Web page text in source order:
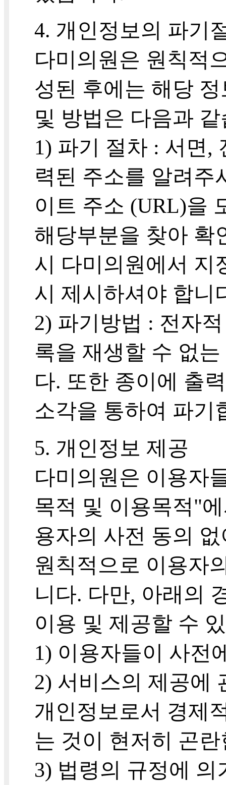
4. 개인정보의 파기
다미의원은 원칙적
성된 후에는 해당
및 방법은 다음과
1) 파기 절차 : 서면,
력된 주소를 알려주
이트 주소 (URL)을
해당부분을 찾아 확
시 다미의원에서 지
시 제시하셔야 합니
2) 파기방법 : 전자
록을 재생할 수 없
다. 또한 종이에 출
소각을 통하여 파기
5. 개인정보 제공
다미의원은 이용자
목적 및 이용목적"
용자의 사전 동의
원칙적으로 이용자
니다. 다만, 아래의
이용 및 제공할 수
1) 이용자들이 사전
2) 서비스의 제공에
개인정보로서 경제
는 것이 현저히 곤
3) 법령의 규정에